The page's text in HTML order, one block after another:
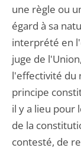
une règle ou
égard à sa
interprété en
juge de
l'effectivité du
principe
il y a lieu pour
de la
contesté, de